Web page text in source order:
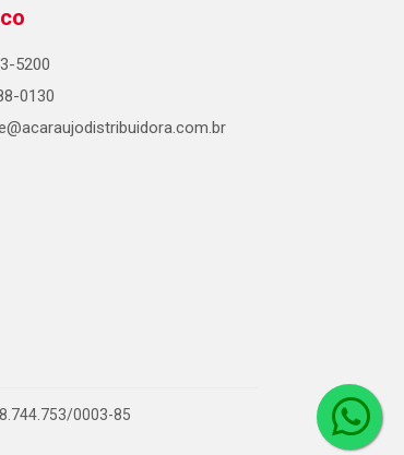
5200
0130
0003-85